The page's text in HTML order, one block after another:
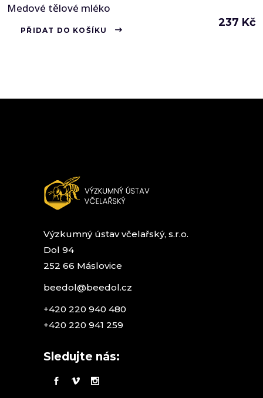
Medové tělové mléko
237 Kč
PŘIDAT DO KOŠÍKU
Výzkumný ústav včelařský, s.r.o.
Dol 94
252 66 Máslovice
beedol@beedol.cz
+420 220 940 480
+420 220 941 259
Sledujte nás: